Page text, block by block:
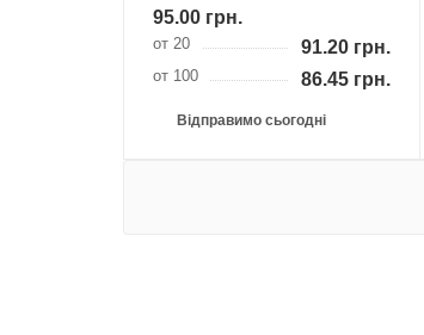
95.00 грн.
от 20 91.20 грн.
от 100 86.45 грн.
Відправимо сьогодні